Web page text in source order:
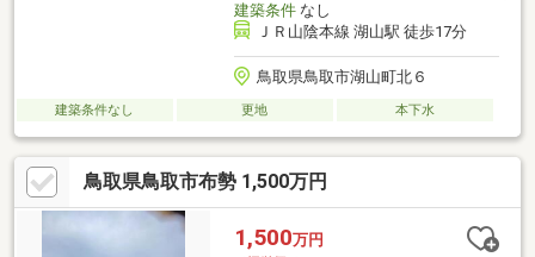
建築条件なし
ＪＲ山陰本線 湖山駅 徒歩17分
鳥取県鳥取市湖山町北６
建築条件なし 更地 本下水
鳥取県鳥取市布勢 1,500万円
1,500万円